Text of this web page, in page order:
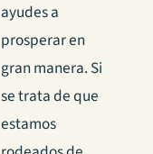
ayudes a
prosperar en
gran manera. Si
se trata de que
estamos